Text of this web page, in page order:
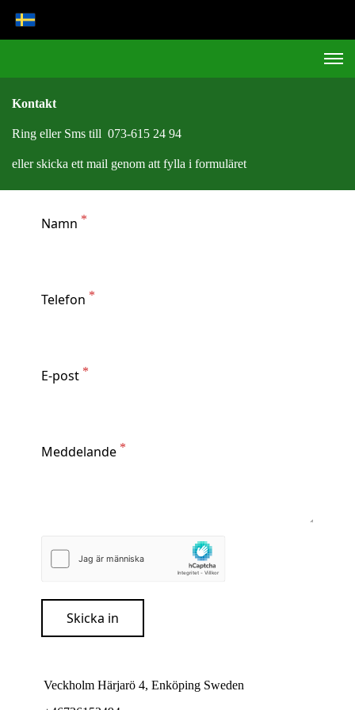
Kontakt
Ring eller Sms till 073-615 24 94
eller skicka ett mail genom att fylla i formuläret
Namn
Telefon
E-post
Meddelande
Skicka in
Veckholm Härjarö 4, Enköping Sweden